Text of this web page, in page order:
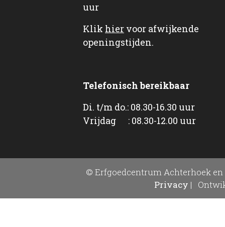
uur
Klik hier voor afwijkende
openingstijden.
Telefonisch bereikbaar
Di. t/m do.: 08.30-16.30 uur
Vrijdag : 08.30-12.00 uur
© Erfgoedcentrum Achterhoek en
Privacy |